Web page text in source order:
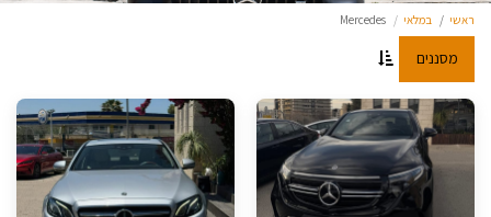
ראשי במלאי Mercedes
מסננים